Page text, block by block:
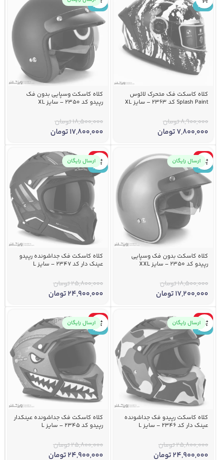
جدید
کلاه کاسکت فک متحرک لائوس
Splash Paint کد 2363 – سایز XL
8,900,000تومان
7,800,000تومان
جدید
کلاه کاسکت وسپایی بدون فک
رپیدو کد 2350 – سایز XL
18,500,000تومان
17,800,000تومان
-7%
جدید
ارسال رایگان
کلاه کاسکت بدون فک وسپایی
رپیدو کد ۲۳۵۰ – سایز XXL
18,500,000تومان
17,200,000تومان
-3%
جدید
ارسال رایگان
کلاه کاسکت فک جداشونده رپیدو
عینک دار کد 2347 – سایز L
25,800,000تومان
24,900,000تومان
-3%
جدید
ارسال رایگان
کلاه کاسکت رپیدو فک جداشونده
عینک دار کد 2346 – سایز L
25,800,000تومان
24,900,000تومان
-3%
جدید
ارسال رایگان
کلاه کاسکت فک جداشونده عینکدار
رپیدو کد 2345 – سایز L
25,800,000تومان
24,900,000تومان